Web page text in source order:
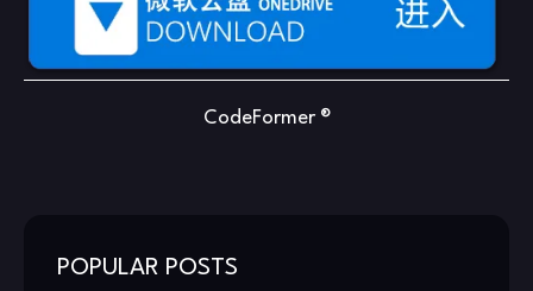
CodeFormer ®
POPULAR POSTS